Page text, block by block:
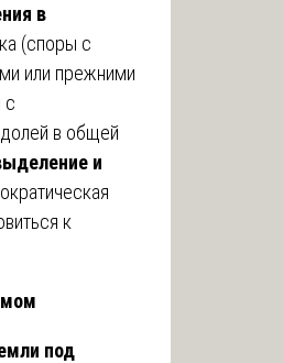
в
(споры с
или прежними
с
в общей
и
к
под